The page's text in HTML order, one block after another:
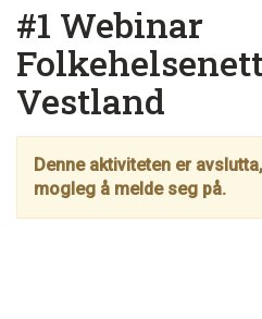
#1 Webinar
Vestland
Denne aktiviteten er
mogleg å melde seg på.